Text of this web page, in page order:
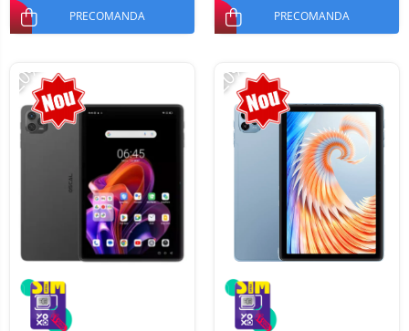
PRECOMANDA PRECOMANDA
-20% -20%